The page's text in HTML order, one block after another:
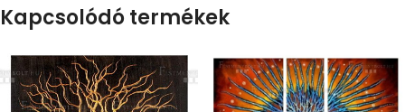
Kapcsolódó termékek